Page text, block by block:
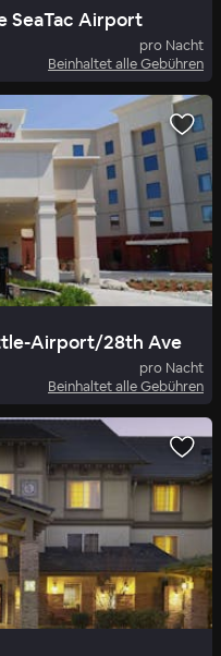
SeaTac Airport
pro Nacht
Beinhaltet alle Gebühren
Airport/28th Ave
pro Nacht
Beinhaltet alle Gebühren